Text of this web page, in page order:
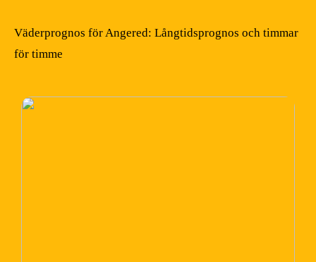
Väderprognos för Angered: Långtidsprognos och timmar
för timme